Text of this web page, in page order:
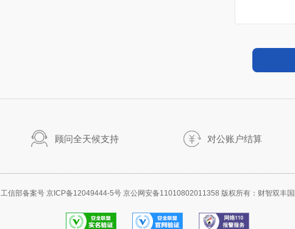
顾问全天候支持 对公账户结算
工信部备案号 京ICP备12049444-5号 京公网安备11010802011358 版权所有：财智双丰